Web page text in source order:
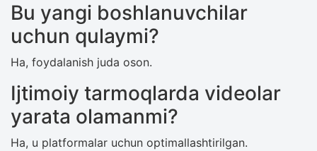
Bu yangi boshlanuvchilar
uchun qulaymi?
Ha, foydalanish juda oson.
Ijtimoiy tarmoqlarda videolar
yarata olamanmi?
Ha, u platformalar uchun optimallashtirilgan.